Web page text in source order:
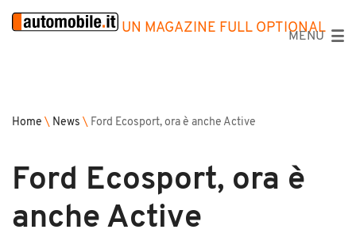
UN MAGAZINE FULL OPTIONAL
MENU
Home \ News \ Ford Ecosport, ora è anche Active
Ford Ecosport, ora è
anche Active